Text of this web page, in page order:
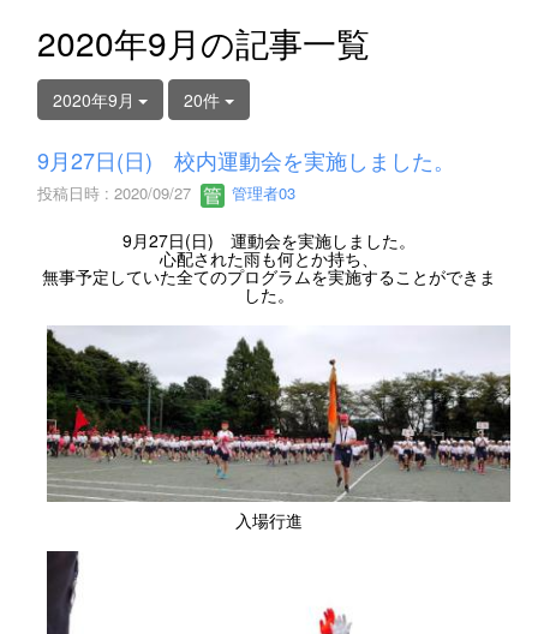
2020年9月の記事一覧
2020年9月 20件
9月27日(日) 校内運動会を実施しました。
投稿日時 : 2020/09/27 管理者03
9月27日(日) 運動会を実施しました。
心配された雨も何とか持ち、
無事予定していた全てのプログラムを実施することができま
した。
入場行進